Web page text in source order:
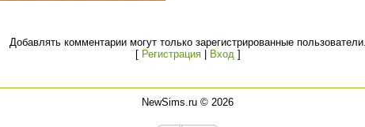
Добавлять комментарии могут только зарегистрированные
[ Регистрация| Вход]
NewSims.ru © 2026